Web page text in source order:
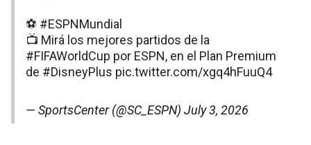
⚽ #ESPNMundial
📺 Mirá los mejores partidos de la
#FIFAWorldCup por ESPN, en el Plan Premium
de #DisneyPlus pic.twitter.com/xgq4hFuuQ4
— SportsCenter (@SC_ESPN) July 3, 2026